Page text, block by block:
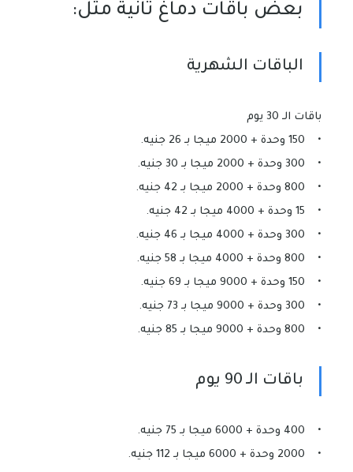
بعض باقات دماغ تانية مثل:
الباقات الشهرية
باقات الـ 30 يوم
• 150 وحدة + 2000 ميجا بـ 26 جنيه.
• 300 وحدة + 2000 ميجا بـ 30 جنيه.
• 800 وحدة + 2000 ميجا بـ 42 جنيه.
• 15 وحدة + 4000 ميجا بـ 42 جنيه.
• 300 وحدة + 4000 ميجا بـ 46 جنيه.
• 800 وحدة + 4000 ميجا بـ 58 جنيه.
• 150 وحدة + 9000 ميجا بـ 69 جنيه.
• 300 وحدة + 9000 ميجا بـ 73 جنيه.
• 800 وحدة + 9000 ميجا بـ 85 جنيه.
باقات الـ 90 يوم
• 400 وحدة + 6000 ميجا بـ 75 جنيه.
• 2000 وحدة + 6000 ميجا بـ 112 جنيه.